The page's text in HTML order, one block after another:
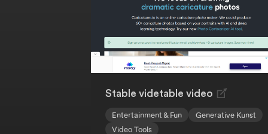
Stable videtable video
Entertainment & Fun
Generative Kunst
Video Tools